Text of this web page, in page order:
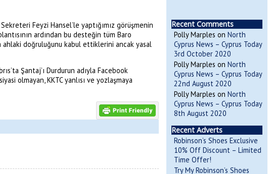
Feyzi Hansel’le yaptığımız görüşmenin
ardından bu desteğin tüm Baro
ahlaki doğruluğunu kabul ettiklerini ancak yasal
Şantaj’ı Durdurun adıyla Facebook
olmayan, KKTC yanlısı ve yozlaşmaya
Recent Comments
Polly Marples on North
Cyprus News – Cyprus Today
3rd October 2020
Polly Marples on North
Cyprus News – Cyprus Today
22nd August 2020
Polly Marples on North
Cyprus News – Cyprus Today
8th August 2020
Recent Adverts
Robinson’s Shoes Exclusive
10% Off Discount – Limited
Time Offer!
Try My Robinson’s Shoes